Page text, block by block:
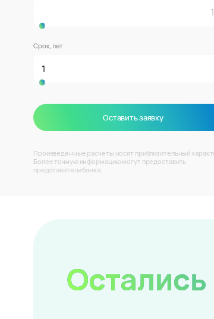
Срок, лет
Оставить заявку
Произведенные расчеты носят приблизительный
Более точную информацию могут предоставить
представители банка.